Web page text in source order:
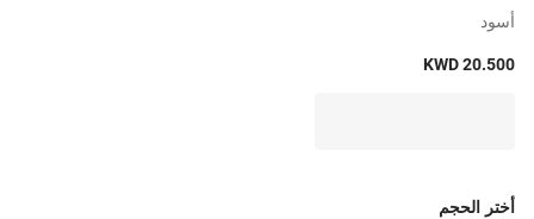
أسود
KWD 20.500
أختر الحجم